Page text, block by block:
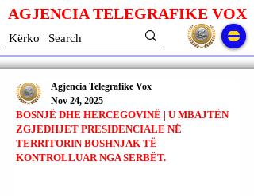
AGJENCIA TELEGRAFIKE VOX
BOSNJË DHE HERCEGOVINË | U MBAJTËN
ZGJEDHJET PRESIDENCIALE NË
TERRITORIN BOSHNJAK TË
KONTROLLUAR NGA SERBËT.
Agjencia Telegrafike Vox
Nov 24, 2025